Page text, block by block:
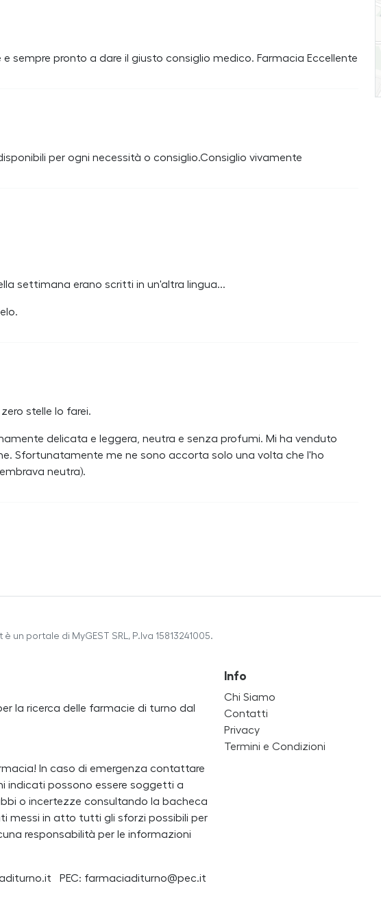
sempre pronto a dare il giusto consiglio medico. Farmacia Eccellente
per ogni necessità o consiglio.Consiglio vivamente
settimana erano scritti in un'altra lingua...
stelle lo farei.
delicata e leggera, neutra e senza profumi. Mi ha venduto
Sfortunatamente me ne sono accorta solo una volta che l'ho
neutra).
portale di MyGEST SRL, P.Iva 15813241005.
la ricerca delle farmacie di turno dal
In caso di emergenza contattare
indicati possono essere soggetti a
o incertezze consultando la bacheca
messi in atto tutti gli sforzi possibili per
responsabilità per le informazioni
PEC: farmaciaditurno@pec.it
Info
Chi Siamo
Contatti
Privacy
Termini e Condizioni